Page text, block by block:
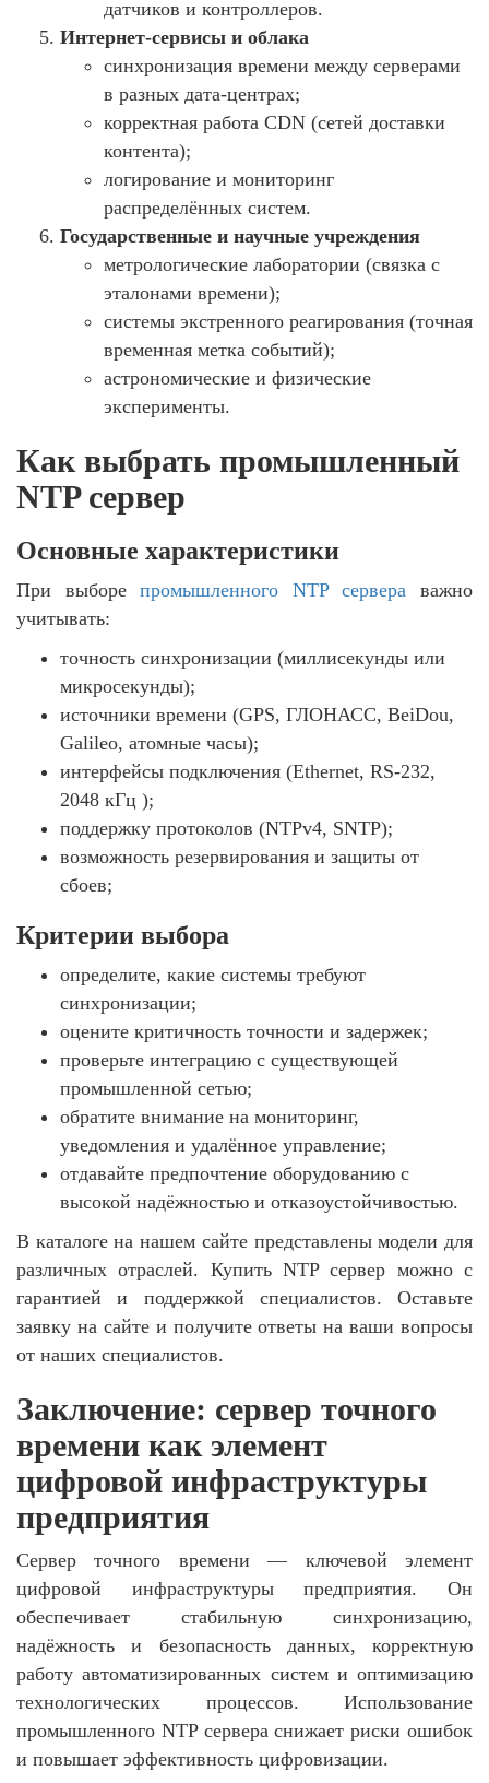
датчиков и контроллеров.
Интернет‑сервисы и облака
синхронизация времени между серверами
в разных дата‑центрах;
корректная работа CDN (сетей доставки
контента);
логирование и мониторинг
распределённых систем.
Государственные и научные учреждения
метрологические лаборатории (связка с
эталонами времени);
системы экстренного реагирования (точная
временная метка событий);
астрономические и физические
эксперименты.
Как выбрать промышленный
NTP сервер
Основные характеристики
При выборепромышленного NTP сервера важно
учитывать:
точность синхронизации (миллисекунды или
микросекунды);
источники времени (GPS, ГЛОНАСС, BeiDou,
Galileo, атомные часы);
интерфейсы подключения (Ethernet, RS-232,
2048 кГц );
поддержку протоколов (NTPv4, SNTP);
возможность резервирования и защиты от
сбоев;
Критерии выбора
определите, какие системы требуют
синхронизации;
оцените критичность точности и задержек;
проверьте интеграцию с существующей
промышленной сетью;
обратите внимание на мониторинг,
уведомления и удалённое управление;
отдавайте предпочтение оборудованию с
высокой надёжностью и отказоустойчивостью.
В каталоге на нашем сайте представлены модели для
различных отраслей. Купить NTP сервер можно с
гарантией и поддержкой специалистов. Оставьте
заявку на сайте и получите ответы на ваши вопросы
от наших специалистов.
Заключение: сервер точного
времени как элемент
цифровой инфраструктуры
предприятия
Сервер точного времени — ключевой элемент
цифровой инфраструктуры предприятия. Он
обеспечивает стабильную синхронизацию,
надёжность и безопасность данных, корректную
работу автоматизированных систем и оптимизацию
технологических процессов. Использование
промышленного NTP сервера снижает риски ошибок
и повышает эффективность цифровизации.